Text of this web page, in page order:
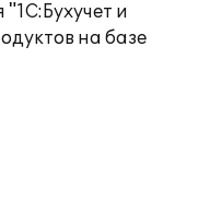
и
на базе